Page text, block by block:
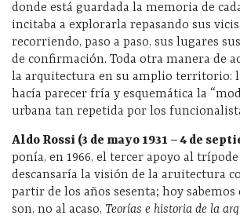
donde está guardada la memoria de
incitaba a explorarla repasando sus
recorriendo, paso a paso, sus lugares
de confirmación. Toda otra manera de
la arquitectura en su amplio territorio:
hacía parecer fría y esquemática la
urbana tan repetida por los
Aldo Rossi (3 de mayo 1931 – 4 de
ponía, en 1966, el tercer apoyo al
descansaría la visión de la aruitectura
partir de los años sesenta; hoy sabemos
son, no al acaso, Teorías e historia de la